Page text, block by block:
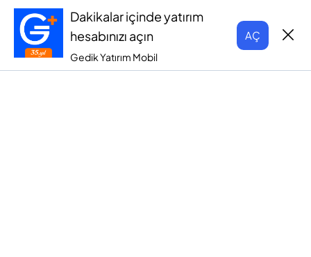
Dakikalar içinde yatırım
hesabınızı açın
Gedik Yatırım Mobil
AÇ